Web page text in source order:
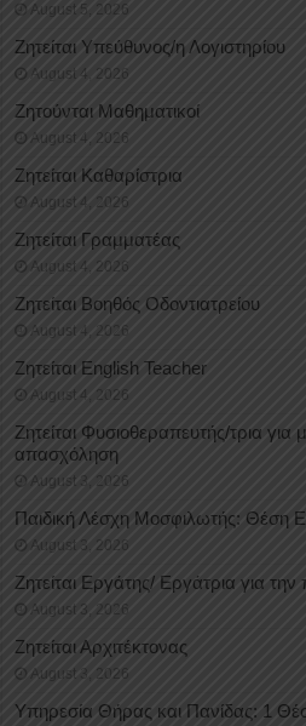
August 5, 2026
Ζητείται Υπεύθυνος/η Λογιστηρίου
August 4, 2026
Ζητούνται Μαθηματικοί
August 4, 2026
Ζητείται Καθαρίστρια
August 4, 2026
Ζητείται Γραμματέας
August 4, 2026
Ζητείται Βοηθός Οδοντιατρείου
August 4, 2026
Ζητείται English Teacher
August 4, 2026
Ζητείται Φυσιοθεραπευτής/τρια για
απασχόληση
August 3, 2026
Παιδική Λέσχη Μοσφιλωτής: Θέση
August 3, 2026
Ζητείται Εργάτης/ Εργάτρια για
August 3, 2026
Ζητείται Αρχιτέκτονας
August 3, 2026
Υπηρεσία Θήρας και Πανίδας: 1